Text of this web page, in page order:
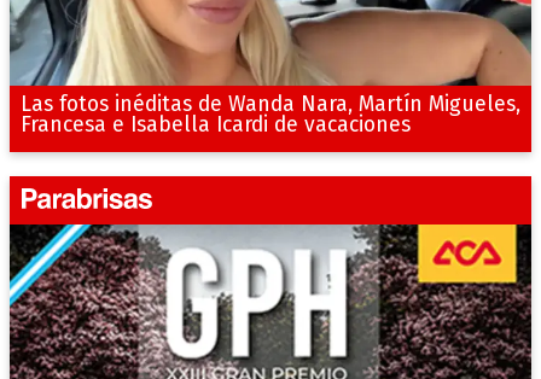
Las fotos inéditas de Wanda Nara, Martín Migueles,
Francesa e Isabella Icardi de vacaciones